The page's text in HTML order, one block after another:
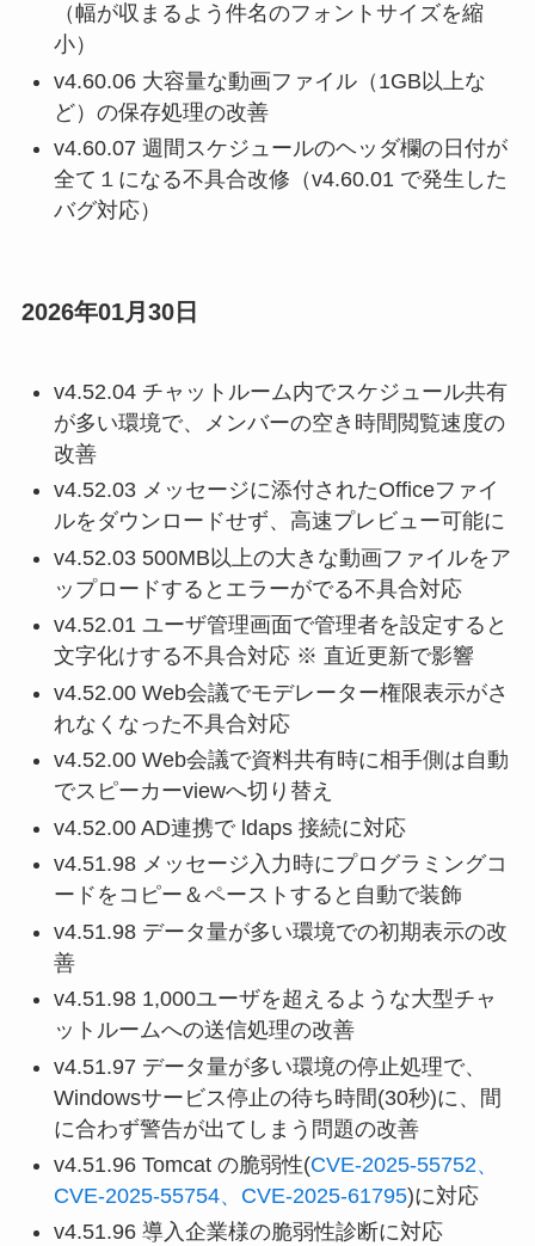
（幅が収まるよう件名のフォントサイズを縮
小）
v4.60.06 大容量な動画ファイル（1GB以上な
ど）の保存処理の改善
v4.60.07 週間スケジュールのヘッダ欄の日付が
全て１になる不具合改修（v4.60.01 で発生した
バグ対応）
2026年01月30日
v4.52.04 チャットルーム内でスケジュール共有
が多い環境で、メンバーの空き時間閲覧速度の
改善
v4.52.03 メッセージに添付されたOfficeファイ
ルをダウンロードせず、高速プレビュー可能に
v4.52.03 500MB以上の大きな動画ファイルをア
ップロードするとエラーがでる不具合対応
v4.52.01 ユーザ管理画面で管理者を設定すると
文字化けする不具合対応 ※ 直近更新で影響
v4.52.00 Web会議でモデレーター権限表示がさ
れなくなった不具合対応
v4.52.00 Web会議で資料共有時に相手側は自動
でスピーカーviewへ切り替え
v4.52.00 AD連携で ldaps 接続に対応
v4.51.98 メッセージ入力時にプログラミングコ
ードをコピー＆ペーストすると自動で装飾
v4.51.98 データ量が多い環境での初期表示の改
善
v4.51.98 1,000ユーザを超えるような大型チャ
ットルームへの送信処理の改善
v4.51.97 データ量が多い環境の停止処理で、
Windowsサービス停止の待ち時間(30秒)に、間
に合わず警告が出てしまう問題の改善
v4.51.96 Tomcat の脆弱性(CVE-2025-55752、
CVE-2025-55754、CVE-2025-61795)に対応
v4.51.96 導入企業様の脆弱性診断に対応